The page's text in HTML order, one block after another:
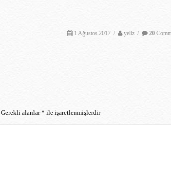
1 Ağustos 2017 / yeliz / 20
Gerekli alanlar* ile işaretlenmişlerdir